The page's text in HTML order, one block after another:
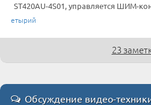
ST420AU-4S01, управляется ШИМ-
етырий
23
Обсуждение видео-